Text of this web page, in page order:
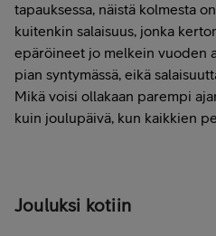
tapauksessa, näistä kolmesta
kuitenkin salaisuus, jonka
epäröineet jo melkein vuoden
pian syntymässä, eikä
Mikä voisi ollakaan parempi
kuin joulupäivä, kun kaikkien
Jouluksi kotiin